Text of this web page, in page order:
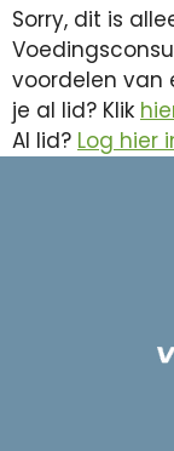
Sorry, dit is
voordelen van
je al lid? Klik
Al lid? Log hier